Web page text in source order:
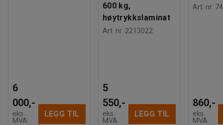
6
000,-
eks.
MVA
LEGG TIL
600 kg,
høytrykkslaminat
Art. nr: 2213022
5
550,-
eks.
MVA
LEGG TIL
Art. nr:
860,-
eks.
MVA